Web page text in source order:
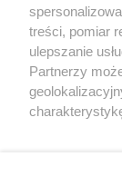
treści, pomiar
ulepszanie
Partnerzy
zmienić/